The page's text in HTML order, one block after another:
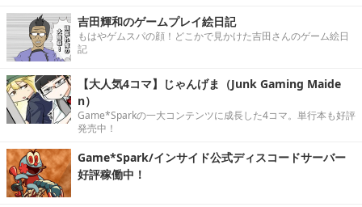
吉田輝和のゲームプレイ絵日記
もはやゲムスパの顔！どこかで見かけた吉田さんのゲーム絵日
記
【大人気4コマ】じゃんげま（Junk Gaming Maide
n）
Game*Sparkの一大コンテンツに成長した4コマ。単行本も好評
発売中！
Game*Spark/インサイド公式ディスコードサーバー
好評稼働中！